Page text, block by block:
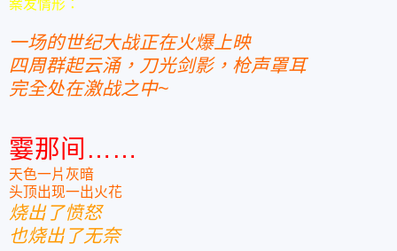
案发情形：
一场的世纪大战正在火爆上映
四周群起云涌，刀光剑影，枪声罩耳
完全处在激战之中~
霎那间……
天色一片灰暗
头顶出现一出火花
烧出了愤怒
也烧出了无奈